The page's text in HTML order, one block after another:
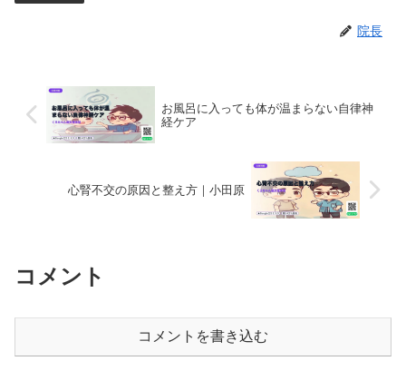
院長
お風呂に入っても体が温まらない自律神
経ケア
心腎不交の原因と整え方｜小田原
コメント
コメントを書き込む